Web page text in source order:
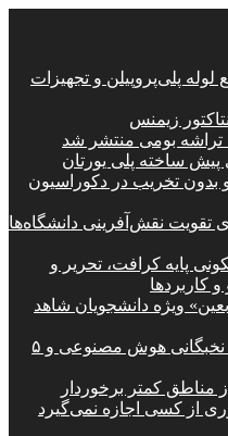
پلی‌پروپیلن و تجهیزات
زیمنس
تراشه بومی منتشر شد
پیش ساخته پلی یورتان
تخریب در دکوراسیون
تقویت نقش‌آفرینی دانشگاه‌ها
پایه کرافت، تحریر و
کاربردها
ویژه دانشجویان شاهد
سرمایه‌گذاری روی هسته‌های نخبگانی هوش مصنوعی و ۵
مناطق کمتر برخوردار
از کسی اجازه نمی‌گیرد